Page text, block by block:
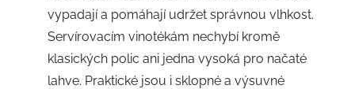
vypadají a pomáhají udržet správnou vlhkost.
Servírovacím vinotékám nechybí kromě
klasických polic ani jedna vysoká pro načaté
lahve. Praktické jsou i sklopné a výsuvné